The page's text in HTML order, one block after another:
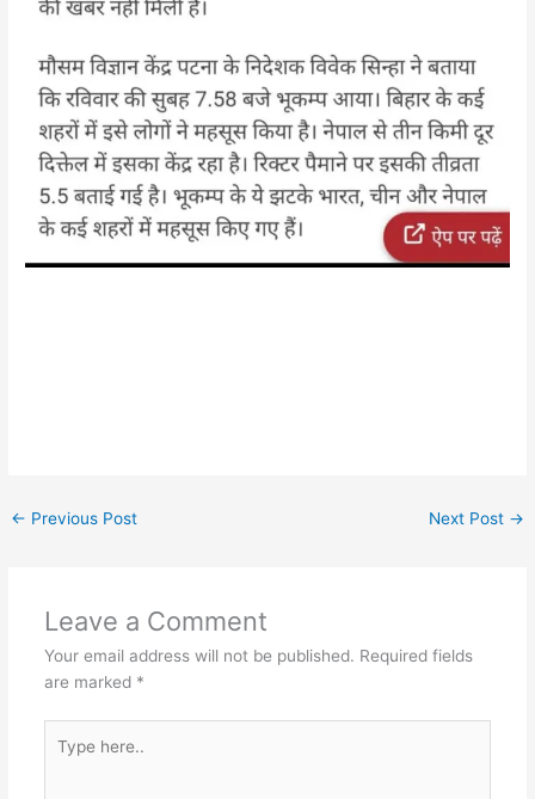
← Previous Post Next Post →
Leave a Comment
Your email address will not be published. Required fields
are marked *
here..